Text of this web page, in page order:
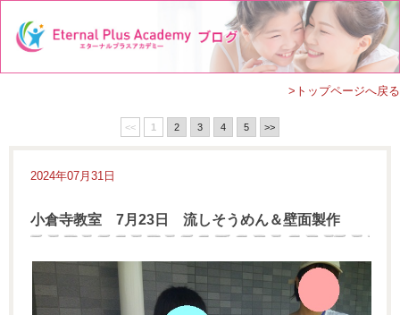
>トップページへ戻る
<< 1 2 3 4 5 >>
2024年07月31日
小倉寺教室 7月23日 流しそうめん＆壁面製作